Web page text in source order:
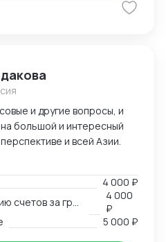
и другие вопросы, и
большой и интересный
и всей Азии.
4 000 ₽
4 000
₽
5 000 ₽